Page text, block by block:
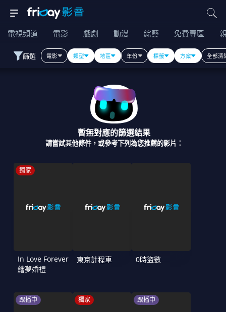
電視頻道 電影 戲劇 動漫 綜藝 免費專區
篩選 電影 類型 地區 年份 標籤 方案 全部清
暫無對應的篩選結果
請嘗試其他條件，或參考下列為您推薦的影片：
獨家
In Love Forever
繪夢婚禮
東京計程車 0時盜數
跟播中 獨家 跟播中